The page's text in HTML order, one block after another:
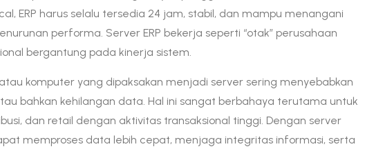
ERP harus selalu tersedia 24 jam, stabil, dan mampu menangani
performa. Server ERP bekerja seperti “otak” perusahaan
bergantung pada kinerja sistem.
komputer yang dipaksakan menjadi server sering menyebabkan
bahkan kehilangan data. Hal ini sangat berbahaya terutama untuk
dan retail dengan aktivitas transaksional tinggi. Dengan server
memproses data lebih cepat, menjaga integritas informasi, serta